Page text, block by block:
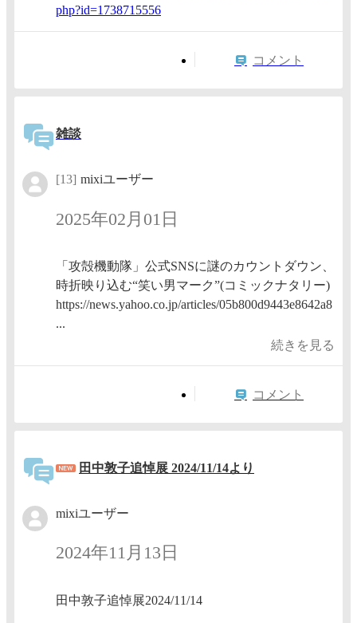
php?id=1738715556
コメント
雑談
[13] mixiユーザー
2025年02月01日
「攻殻機動隊」公式SNSに謎のカウントダウン、
時折映り込む“笑い男マーク”(コミックナタリー)
https://news.yahoo.co.jp/articles/05b800d9443e8642a8
...
続きを見る
コメント
田中敦子追悼展 2024/11/14より
mixiユーザー
2024年11月13日
田中敦子追悼展2024/11/14